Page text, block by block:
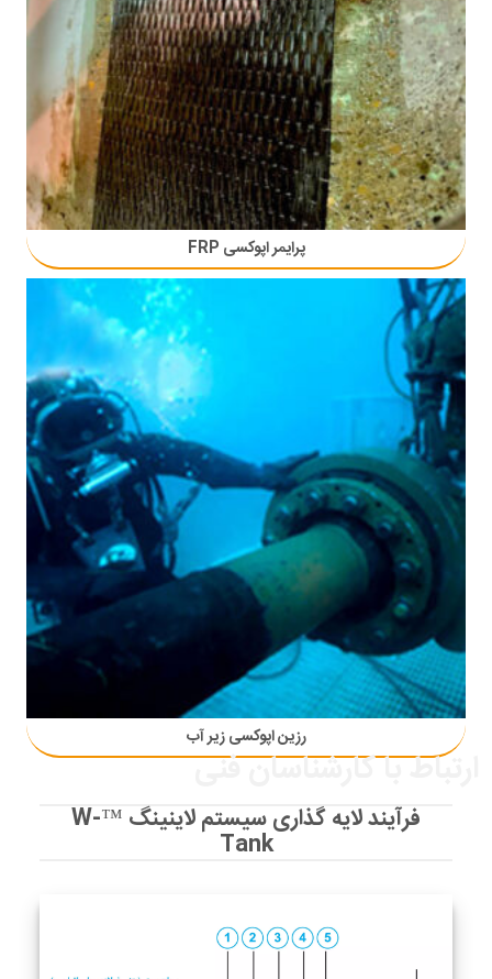
پرایمر اپوکسی FRP
رزین اپوکسی زیر آب
ارتباط با کارشناسان فنی
فرآیند لایه گذاری سیستم لاینینگ ™W-
Tank